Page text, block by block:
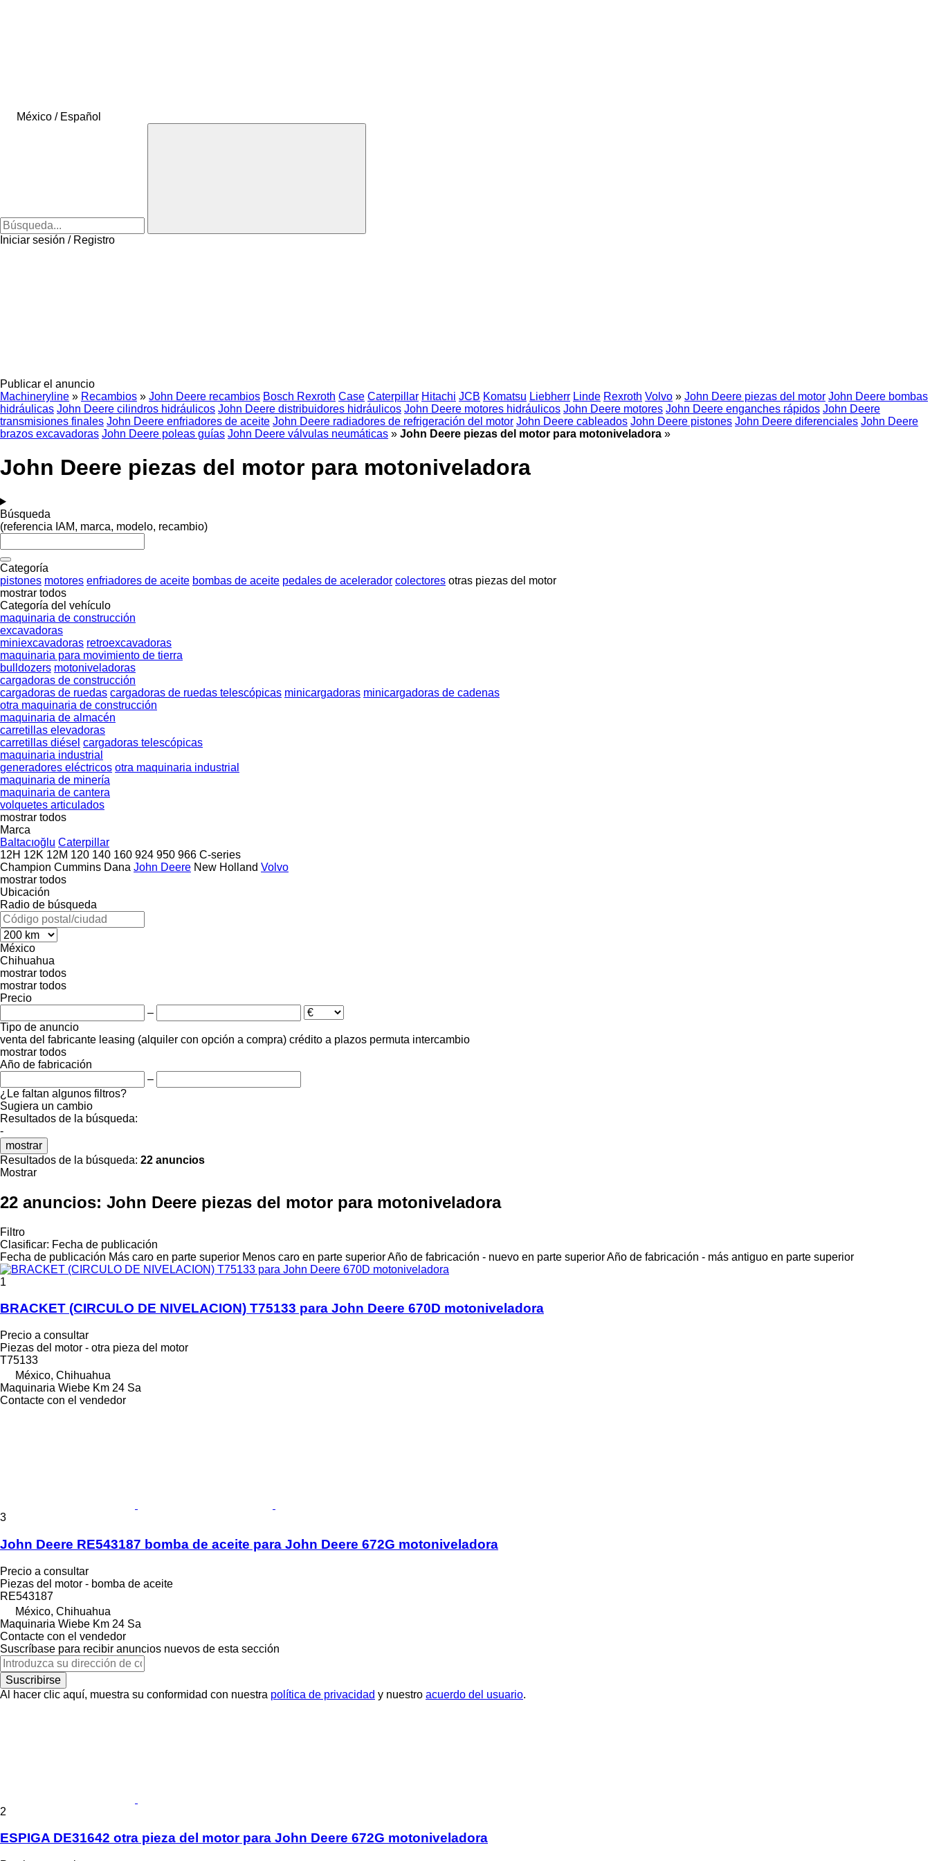
México / Español
Iniciar sesión / Registro
Publicar el anuncio
Machineryline » Recambios » John Deere recambios Bosch Rexroth Case Caterpillar Hitachi JCB Komatsu Liebherr Linde Rexroth Volvo » John Deere piezas del motor John Deere bombas
hidráulicas John Deere cilindros hidráulicos John Deere distribuidores hidráulicos John Deere motores hidráulicos John Deere motores John Deere enganches rápidos John Deere
transmisiones finales John Deere enfriadores de aceite John Deere radiadores de refrigeración del motor John Deere cableados John Deere pistones John Deere diferenciales John Deere
brazos excavadoras John Deere poleas guías John Deere válvulas neumáticas » John Deere piezas del motor para motoniveladora »
John Deere piezas del motor para motoniveladora
Búsqueda
(referencia IAM, marca, modelo, recambio)
Categoría
pistones motores enfriadores de aceite bombas de aceite pedales de acelerador colectores otras piezas del motor
mostrar todos
Categoría del vehículo
maquinaria de construcción
excavadoras
miniexcavadoras retroexcavadoras
maquinaria para movimiento de tierra
bulldozers motoniveladoras
cargadoras de construcción
cargadoras de ruedas cargadoras de ruedas telescópicas minicargadoras minicargadoras de cadenas
otra maquinaria de construcción
maquinaria de almacén
carretillas elevadoras
carretillas diésel cargadoras telescópicas
maquinaria industrial
generadores eléctricos otra maquinaria industrial
maquinaria de minería
maquinaria de cantera
volquetes articulados
mostrar todos
Marca
Baltacıoğlu Caterpillar
12H 12K 12M 120 140 160 924 950 966 C-series
Champion Cummins Dana John Deere New Holland Volvo
mostrar todos
Ubicación
Radio de búsqueda
México
Chihuahua
mostrar todos
mostrar todos
Precio
–
Tipo de anuncio
venta del fabricante leasing (alquiler con opción a compra) crédito a plazos permuta intercambio
mostrar todos
Año de fabricación
–
¿Le faltan algunos filtros?
Sugiera un cambio
Resultados de la búsqueda:
-
mostrar
Resultados de la búsqueda: 22 anuncios
Mostrar
22 anuncios: John Deere piezas del motor para motoniveladora
Filtro
Clasificar: Fecha de publicación
Fecha de publicación Más caro en parte superior Menos caro en parte superiorAño de fabricación - nuevo en parte superiorAño de fabricación - más antiguo en parte superior
1
BRACKET (CIRCULO DE NIVELACION) T75133 para John Deere 670D motoniveladora
Precio a consultar
Piezas del motor - otra pieza del motor
T75133
México, Chihuahua
Maquinaria Wiebe Km 24 Sa
Contacte con el vendedor
3
John Deere RE543187 bomba de aceite para John Deere 672G motoniveladora
Precio a consultar
Piezas del motor - bomba de aceite
RE543187
México, Chihuahua
Maquinaria Wiebe Km 24 Sa
Contacte con el vendedor
Suscríbase para recibir anuncios nuevos de esta sección
Suscribirse
Al hacer clic aquí, muestra su conformidad con nuestra política de privacidad y nuestro acuerdo del usuario.
2
ESPIGA DE31642 otra pieza del motor para John Deere 672G motoniveladora